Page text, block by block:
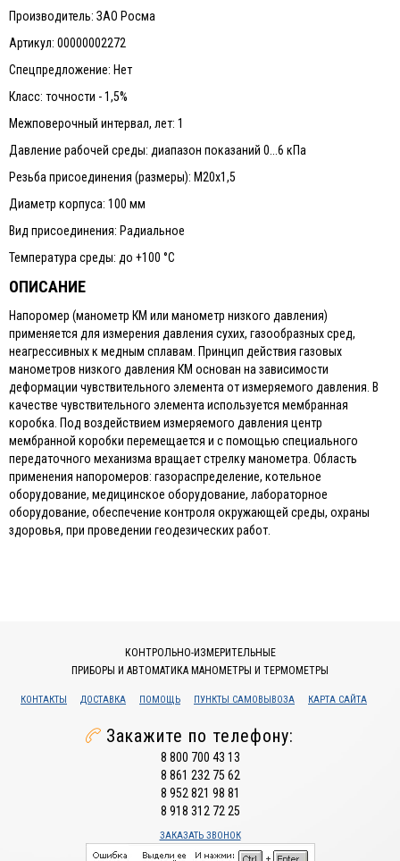
Производитель: ЗАО Росма
Артикул: 00000002272
Спецпредложение: Нет
Класс: точности - 1,5%
Межповерочный интервал, лет: 1
Давление рабочей среды: диапазон показаний 0...6 кПа
Резьба присоединения (размеры): М20х1,5
Диаметр корпуса: 100 мм
Вид присоединения: Радиальное
Температура среды: до +100 °C
ОПИСАНИЕ
Напоромер (манометр КМ или манометр низкого давления)
применяется для измерения давления сухих, газообразных сред,
неагрессивных к медным сплавам. Принцип действия газовых
манометров низкого давления КМ основан на зависимости
деформации чувствительного элемента от измеряемого давления. В
качестве чувствительного элемента используется мембранная
коробка. Под воздействием измеряемого давления центр
мембранной коробки перемещается и с помощью специального
передаточного механизма вращает стрелку манометра. Область
применения напоромеров: газораспределение, котельное
оборудование, медицинское оборудование, лабораторное
оборудование, обеспечение контроля окружающей среды, охраны
здоровья, при проведении геодезических работ.
КОНТРОЛЬНО-ИЗМЕРИТЕЛЬНЫЕ
ПРИБОРЫ И АВТОМАТИКА МАНОМЕТРЫ И ТЕРМОМЕТРЫ
КОНТАКТЫ ДОСТАВКА ПОМОЩЬ ПУНКТЫ САМОВЫВОЗА КАРТА САЙТА
Закажите по телефону:
8 800 700 43 13
8 861 232 75 62
8 952 821 98 81
8 918 312 72 25
ЗАКАЗАТЬ ЗВОНОК